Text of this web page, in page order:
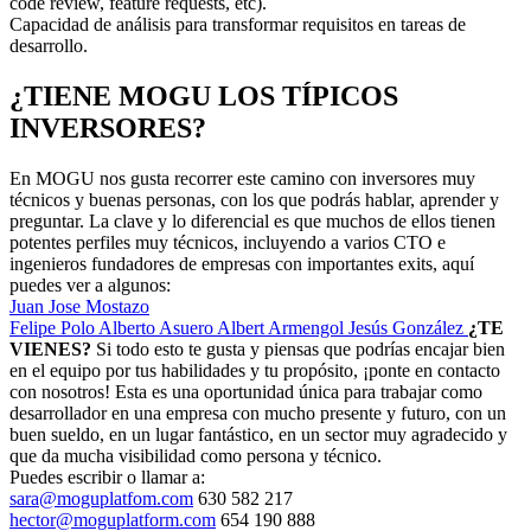
Capacidad de análisis para transformar requisitos en tareas de
desarrollo.
¿TIENE MOGU LOS TÍPICOS
INVERSORES?
En MOGU nos gusta recorrer este camino con inversores muy
técnicos y buenas personas, con los que podrás hablar, aprender y
preguntar. La clave y lo diferencial es que muchos de ellos tienen
potentes perfiles muy técnicos, incluyendo a varios CTO e
ingenieros fundadores de empresas con importantes exits, aquí
puedes ver a algunos:
Juan Jose Mostazo
Felipe Polo Alberto Asuero Albert Armengol Jesús González ¿TE
VIENES? Si todo esto te gusta y piensas que podrías encajar bien
en el equipo por tus habilidades y tu propósito, ¡ponte en contacto
con nosotros! Esta es una oportunidad única para trabajar como
desarrollador en una empresa con mucho presente y futuro, con un
buen sueldo, en un lugar fantástico, en un sector muy agradecido y
que da mucha visibilidad como persona y técnico.
Puedes escribir o llamar a:
sara@moguplatfom.com 630 582 217
hector@moguplatform.com 654 190 888